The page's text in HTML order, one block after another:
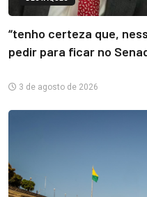
“tenho certeza que,
pedir para ficar no
3 de agosto de 2026